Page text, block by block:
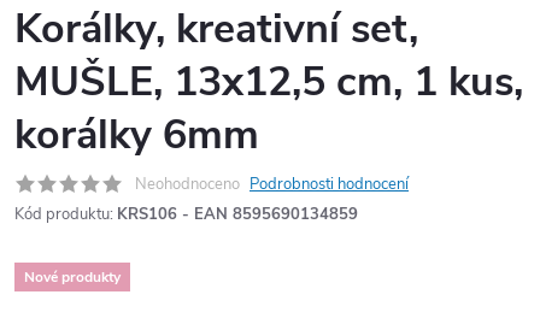
Korálky, kreativní set,
MUŠLE, 13x12,5 cm, 1 kus,
korálky 6mm
Neohodnoceno Podrobnosti hodnocení
Kód produktu: KRS106 - EAN 8595690134859
Nové produkty